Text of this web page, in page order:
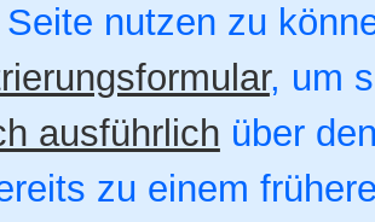
nutzen zu
, um
ausführlich über
zu einem